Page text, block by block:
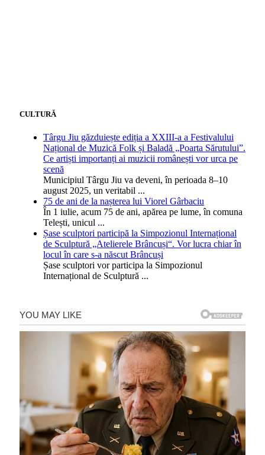
CULTURĂ
Târgu Jiu găzduiește ediția a XXIII-a a Festivalului
Național de Muzică Folk și Baladă „Poarta Sărutului”.
Ce artiști importanți ai muzicii românești vor urca pe
scenă
Municipiul Târgu Jiu va deveni, în perioada 8–10
august 2025, un veritabil ...
75 de ani de la nașterea lui Viorel Gârbaciu
În 1 iulie, acum 75 de ani, apărea pe lume, în comuna
Telești, unicul ...
Șase sculptori participă la Simpozionul Internațional
de Sculptură „Atelierele Brâncuși“. Vor lucra chiar în
locul în care s-a născut Brâncuși
Șase sculptori vor participa la Simpozionul
Internațional de Sculptură ...